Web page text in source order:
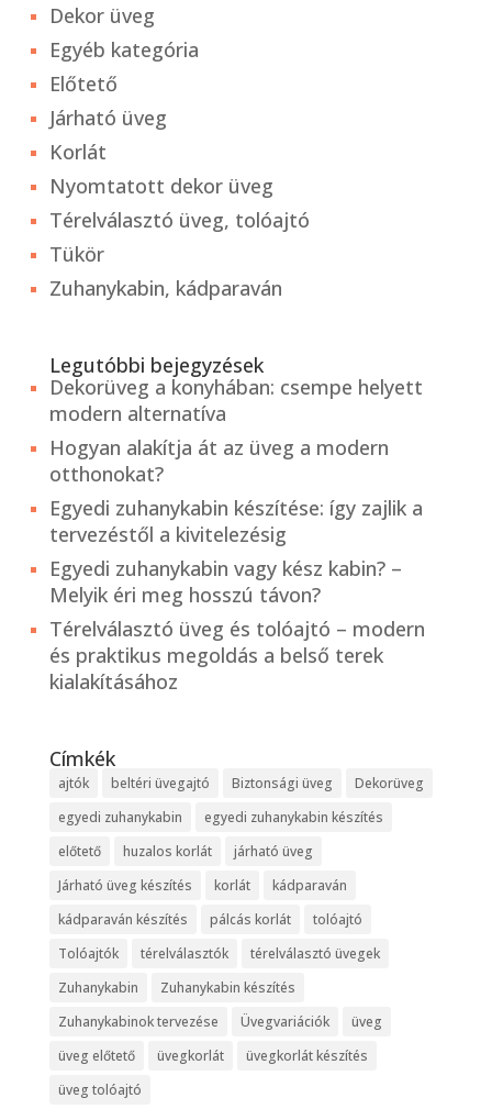
Dekor üveg
Egyéb kategória
Előtető
Járható üveg
Korlát
Nyomtatott dekor üveg
Térelválasztó üveg, tolóajtó
Tükör
Zuhanykabin, kádparaván
Legutóbbi bejegyzések
Dekorüveg a konyhában: csempe helyett
modern alternatíva
Hogyan alakítja át az üveg a modern
otthonokat?
Egyedi zuhanykabin készítése: így zajlik a
tervezéstől a kivitelezésig
Egyedi zuhanykabin vagy kész kabin? –
Melyik éri meg hosszú távon?
Térelválasztó üveg és tolóajtó – modern
és praktikus megoldás a belső terek
kialakításához
Címkék
ajtók beltéri üvegajtó Biztonsági üveg
Dekorüveg
egyedi zuhanykabin
egyedi zuhanykabin készítés
előtető
huzalos korlát
járható üveg
Járható üveg készítés
korlát
kádparaván
kádparaván készítés
pálcás korlát
tolóajtó
Tolóajtók
térelválasztók
térelválasztó üvegek
Zuhanykabin
Zuhanykabin készítés
Zuhanykabinok tervezése
Üvegvariációk
üveg
üveg előtető
üvegkorlát
üvegkorlát készítés
üveg tolóajtó